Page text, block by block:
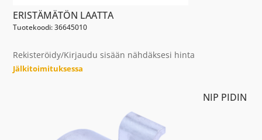
ERISTÄMÄTÖN LAATTA
Tuotekoodi: 36645010
Rekisteröidy/Kirjaudu sisään nähdäksesi hinta
Jälkitoimituksessa
NIP PIDIN